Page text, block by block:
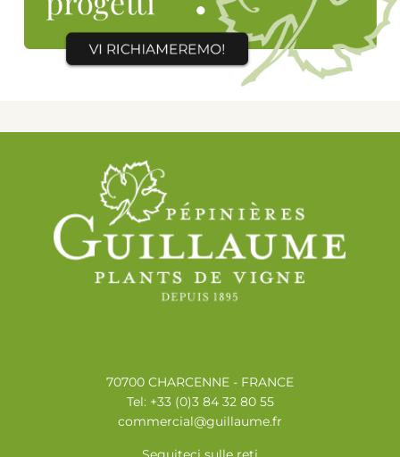
70700 CHARCENNE - FRANCE
Tel: +33 (0)3 84 32 80 55
commercial@guillaume.fr